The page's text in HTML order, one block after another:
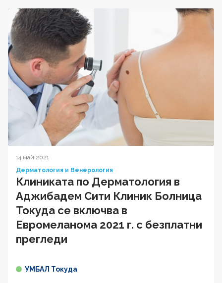
14 май 2021
Дерматология и Венерология
Клиниката по Дерматология в
Аджибадем Сити Клиник Болница
Токуда се включва в
Евромеланома 2021 г. с безплатни
прегледи
УМБАЛ Токуда